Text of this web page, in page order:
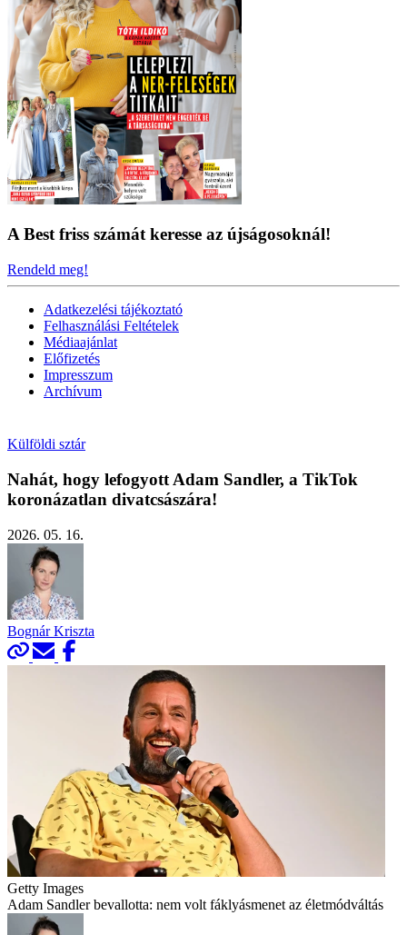
A Best friss számát keresse az újságosoknál!
Rendeld meg!
Adatkezelési tájékoztató
Felhasználási Feltételek
Médiaajánlat
Előfizetés
Impresszum
Archívum
Külföldi sztár
Nahát, hogy lefogyott Adam Sandler, a TikTok
koronázatlan divatcsászára!
2026. 05. 16.
Bognár Kriszta
Getty Images
Adam Sandler bevallotta: nem volt fáklyásmenet az életmódváltás